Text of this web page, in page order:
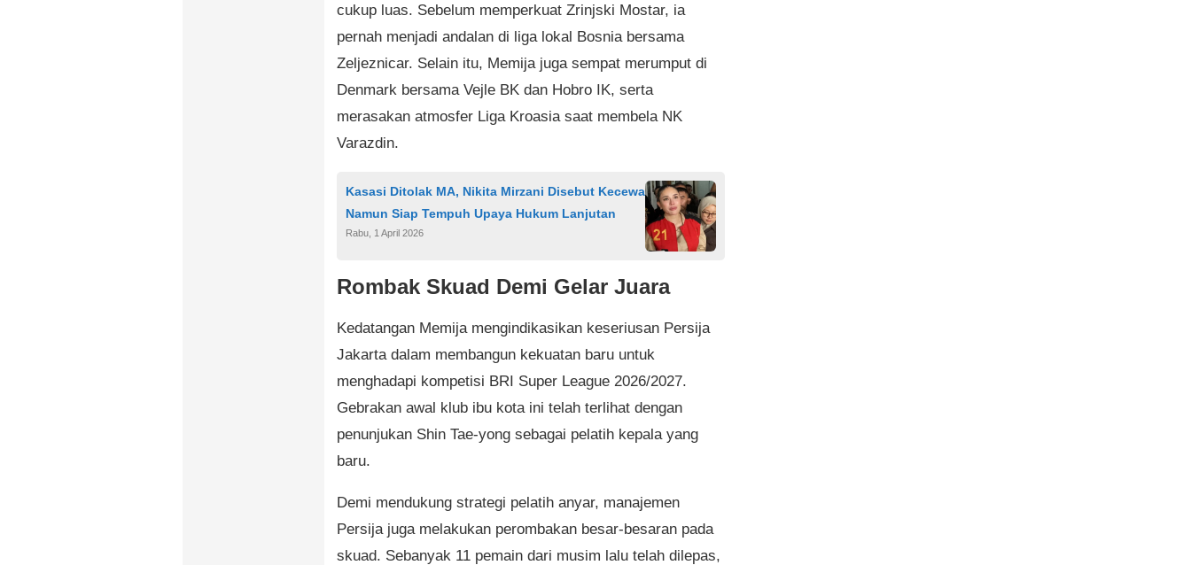
cukup luas. Sebelum memperkuat Zrinjski Mostar, ia
pernah menjadi andalan di liga lokal Bosnia bersama
Zeljeznicar. Selain itu, Memija juga sempat merumput di
Denmark bersama Vejle BK dan Hobro IK, serta
merasakan atmosfer Liga Kroasia saat membela NK
Varazdin.
Kasasi Ditolak MA, Nikita Mirzani Disebut Kecewa
Namun Siap Tempuh Upaya Hukum Lanjutan
Rabu, 1 April 2026
Rombak Skuad Demi Gelar Juara
Kedatangan Memija mengindikasikan keseriusan Persija
Jakarta dalam membangun kekuatan baru untuk
menghadapi kompetisi BRI Super League 2026/2027.
Gebrakan awal klub ibu kota ini telah terlihat dengan
penunjukan Shin Tae-yong sebagai pelatih kepala yang
baru.
Demi mendukung strategi pelatih anyar, manajemen
Persija juga melakukan perombakan besar-besaran pada
skuad. Sebanyak 11 pemain dari musim lalu telah dilepas,